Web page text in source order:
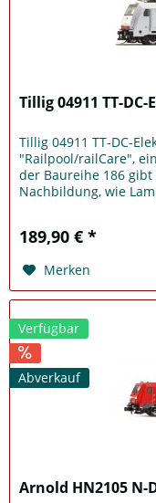
Tillig 04911 TT-
Tillig 04911 TT-DC-
"Railpool/railCare",
der Baureihe 186
Nachbildung, wie
189,90 € *
Merken
Verfügbar
Abverkauf
Arnold HN2105 N-